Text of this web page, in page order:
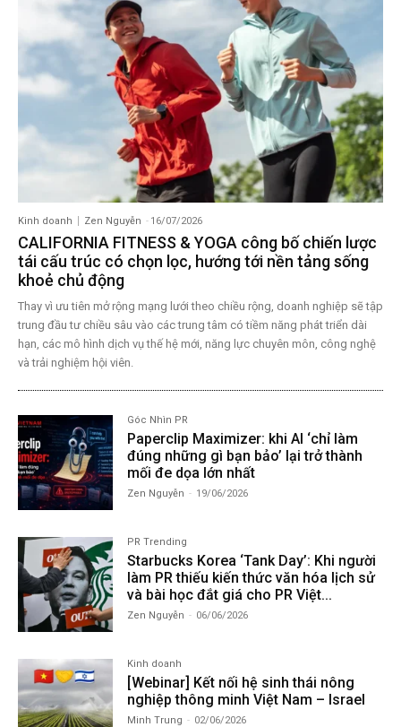
Kinh doanh Zen Nguyễn - 16/07/2026
CALIFORNIA FITNESS & YOGA công bố chiến lược
tái cấu trúc có chọn lọc, hướng tới nền tảng sống
khoẻ chủ động
Thay vì ưu tiên mở rộng mạng lưới theo chiều rộng, doanh nghiệp sẽ tập
trung đầu tư chiều sâu vào các trung tâm có tiềm năng phát triển dài
hạn, các mô hình dịch vụ thế hệ mới, năng lực chuyên môn, công nghệ
và trải nghiệm hội viên.
Góc Nhìn PR
Paperclip Maximizer: khi AI ‘chỉ làm
đúng những gì bạn bảo’ lại trở thành
mối đe dọa lớn nhất
Zen Nguyễn - 19/06/2026
PR Trending
Starbucks Korea ‘Tank Day’: Khi người
làm PR thiếu kiến thức văn hóa lịch sử
và bài học đắt giá cho PR Việt...
Zen Nguyễn - 06/06/2026
Kinh doanh
[Webinar] Kết nối hệ sinh thái nông
nghiệp thông minh Việt Nam – Israel
Minh Trung - 02/06/2026